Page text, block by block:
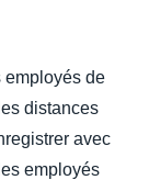
employés de
distances
avec
employés